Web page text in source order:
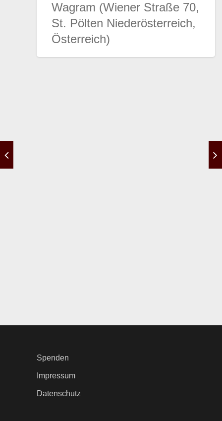
Wagram (Wiener Straße 70,
St. Pölten Niederösterreich,
Österreich)
Spenden
Impressum
Datenschutz